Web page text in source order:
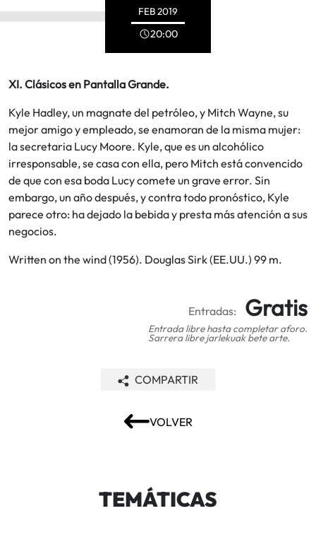
FEB2019
20:00
XI. Clásicos en Pantalla Grande.
Kyle Hadley, un magnate del petróleo, y Mitch Wayne, su
mejor amigo y empleado, se enamoran de la misma mujer:
la secretaria Lucy Moore. Kyle, que es un alcohólico
irresponsable, se casa con ella, pero Mitch está convencido
de que con esa boda Lucy comete un grave error. Sin
embargo, un año después, y contra todo pronóstico, Kyle
parece otro: ha dejado la bebida y presta más atención a sus
negocios.
Written on the wind (1956). Douglas Sirk (EE.UU.) 99 m.
Entradas: Gratis
Entrada libre hasta completar aforo.
Sarrera libre jarlekuak bete arte.
VOLVER
COMPARTIR
TEMÁTICAS